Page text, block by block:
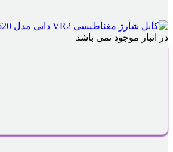
در انبار موجود نمی باشد